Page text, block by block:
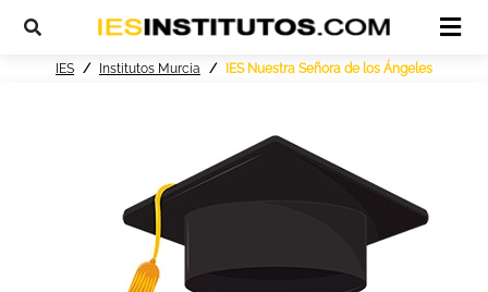
IES Institutos Murcia IES Nuestra Señora de los Ángeles